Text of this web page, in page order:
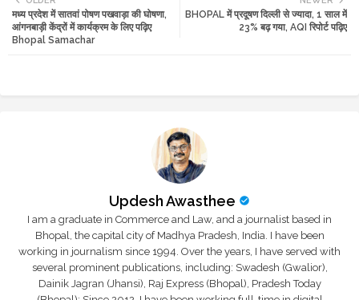
tte ats
BHOPAL में प्रदूषण दिल्ली से ज्यादा, 1 साल में
23% बढ़ गया, AQI रिपोर्ट पढ़िए
मध्य प्रदेश में सातवां पोषण पखवाड़ा की घोषणा,
आंगनबाड़ी केंद्रों में कार्यक्रम के लिए पढ़िए
Bhopal Samachar
Updesh Awasthee
I am a graduate in Commerce and Law, and a journalist based in
Bhopal, the capital city of Madhya Pradesh, India. I have been
working in journalism since 1994. Over the years, I have served with
several prominent publications, including: Swadesh (Gwalior),
Dainik Jagran (Jhansi), Raj Express (Bhopal), Pradesh Today